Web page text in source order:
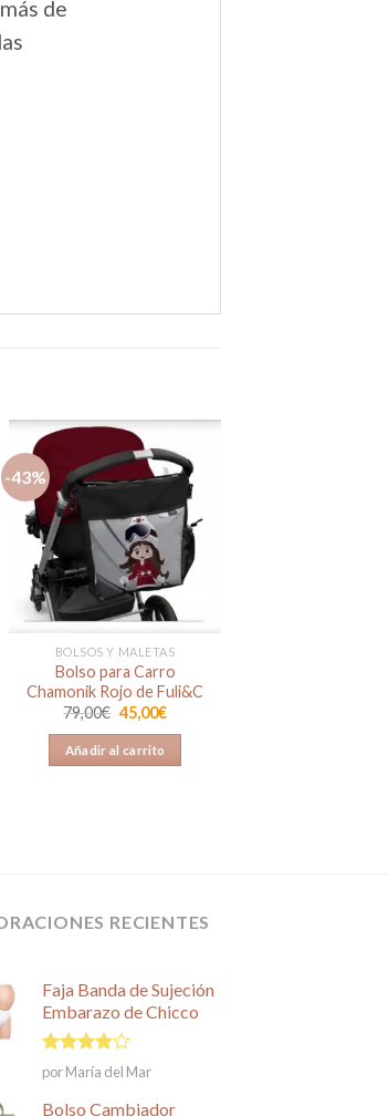
de
-43%
Añadir
a la
lista de
deseos
BOLSOS Y MALETAS
Bolso para Carro
Chamonik Rojo de Fuli&C
79,00€ El
precio
original
era:
45,00€El
Añadir al carrito
RECIENTES
Faja Banda de Sujeción
Embarazo de Chicco
Valorado
en
5
por María del Mar
Bolso Cambiador